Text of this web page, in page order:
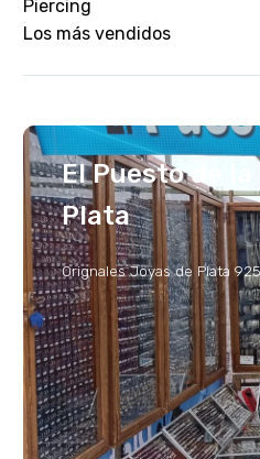
Piercing
Los más vendidos
El Puesto de la
Plata
Orignales Joyas de Plata